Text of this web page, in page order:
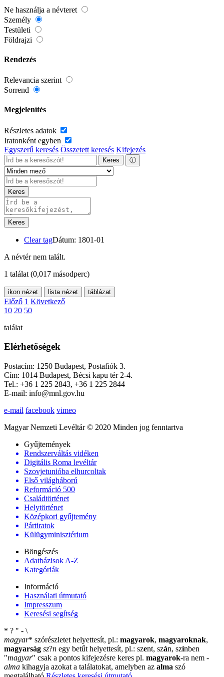
Ne használja a névteret
Személy
Testületi
Földrajzi
Rendezés
Relevancia szerint
Sorrend
Megjelenítés
Részletes adatok
Iratonként egyben
Egyszerű keresés Összetett keresés Kifejezés
Keres ⓘ
Keres
Keres
Clear tagDátum: 1801-01
A névtér nem talált.
1 találat (0,017 másodperc)
ikon nézet lista nézet táblázat
Előző 1 Következő
10 20 50
találat
Elérhetőségek
Postacím: 1250 Budapest, Postafiók 3.
Cím: 1014 Budapest, Bécsi kapu tér 2-4.
Tel.: +36 1 225 2843, +36 1 225 2844
E-mail: info@mnl.gov.hu
e-mail facebook vimeo
Magyar Nemzeti Levéltár © 2020 Minden jog fenntartva
Gyűjtemények
Rendszerváltás vidéken
Digitális Roma levéltár
Szovjetunióba elhurcoltak
Első világháború
Reformáció 500
Családtörténet
Helytörténet
Középkori gyűjtemény
Pártiratok
Külügyminisztérium
Böngészés
Adatbázisok A-Z
Kategóriák
Információ
Használati útmutató
Impresszum
Keresési segítség
* ? " - \
magyar* szórészletet helyettesít, pl.: magyarok, magyaroknak,
magyarság sz?n egy betűt helyettesít, pl.: szent, szán, színben
"magyar" csak a pontos kifejezésre keres pl. magyarok-ra nem -
alma kihagyja azokat a találatokat, amelyben az alma szó